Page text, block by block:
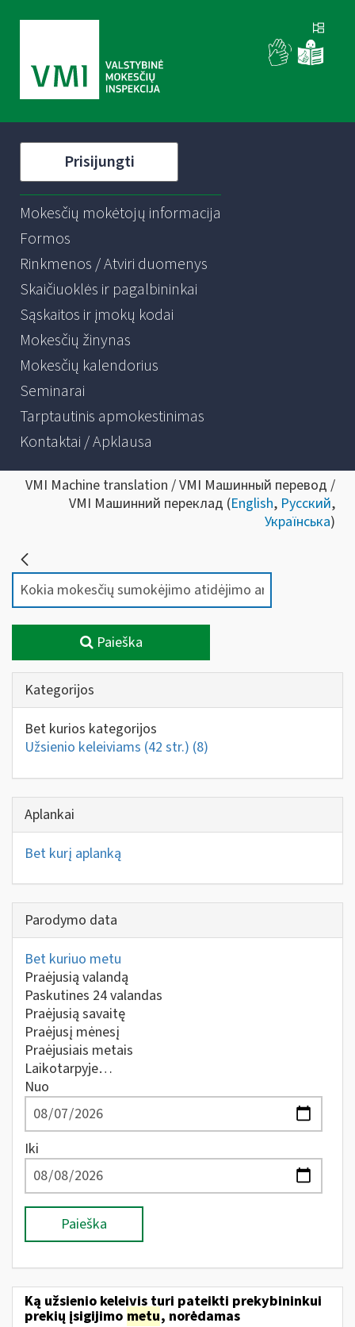
Prisijungti
Mokesčių mokėtojų informacija
Formos
Rinkmenos / Atviri duomenys
Skaičiuoklės ir pagalbininkai
Sąskaitos ir įmokų kodai
Mokesčių žinynas
Mokesčių kalendorius
Seminarai
Tarptautinis apmokestinimas
Kontaktai / Apklausa
VMI Machine translation / VMI Машинный перевод /
VMI Машинний переклад (English, Русский,
Українська)
Paieška
Kategorijos
Bet kurios kategorijos
Užsienio keleiviams (42 str.) (8)
Aplankai
Bet kurį aplanką
Parodymo data
Bet kuriuo metu
Praėjusią valandą
Paskutines 24 valandas
Praėjusią savaitę
Praėjusį mėnesį
Praėjusiais metais
Laikotarpyje…
Nuo
Iki
Paieška
Ką užsienio keleivis turi pateikti prekybininkui
prekių įsigijimo metu, norėdamas